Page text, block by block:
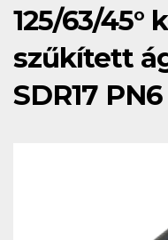
125/63/
szűkített
SDR17 PN6